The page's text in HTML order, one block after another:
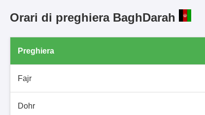
Orari di preghiera BaghDarah
Preghiera
Fajr
Dohr